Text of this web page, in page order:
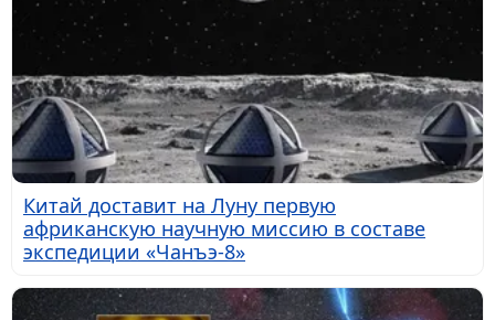
Китай доставит на Луну первую
африканскую научную миссию в составе
экспедиции «Чанъэ-8»